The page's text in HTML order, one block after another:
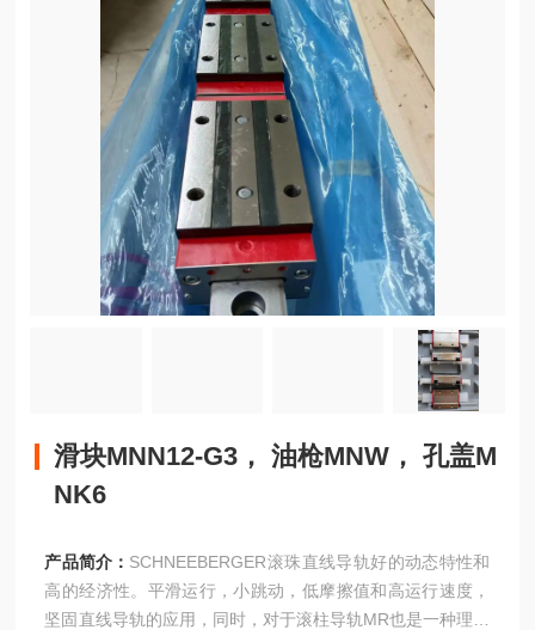
滑块MNN12-G3， 油枪MNW， 孔盖M
NK6
产品简介： SCHNEEBERGER滚珠直线导轨好的动态特性和
高的经济性。平滑运行，小跳动，低摩擦值和高运行速度，
坚固直线导轨的应用，同时，对于滚柱导轨MR也是一种理想